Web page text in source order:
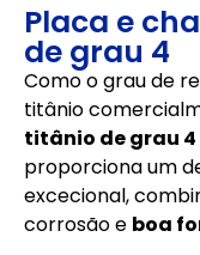
Placa e
de grau 4
Como o grau de
titânio
titânio de grau 4
proporciona um
excecional,
corrosão e boa